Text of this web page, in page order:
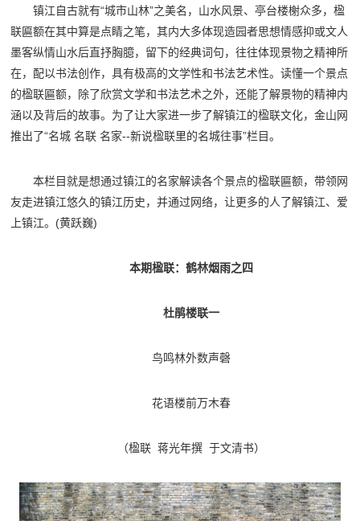
镇江自古就有“城市山林”之美名，山水风景、亭台楼榭众多，楹
联匾额在其中算是点睛之笔，其内大多体现造园者思想情感抑或文人
墨客纵情山水后直抒胸臆，留下的经典词句，往往体现景物之精神所
在，配以书法创作，具有极高的文学性和书法艺术性。读懂一个景点
的楹联匾额，除了欣赏文学和书法艺术之外，还能了解景物的精神内
涵以及背后的故事。为了让大家进一步了解镇江的楹联文化，金山网
推出了“名城 名联 名家--新说楹联里的名城往事”栏目。
本栏目就是想通过镇江的名家解读各个景点的楹联匾额，带领网
友走进镇江悠久的镇江历史，并通过网络，让更多的人了解镇江、爱
上镇江。(黄跃巍)
本期楹联：鹤林烟雨之四
杜鹃楼联一
鸟鸣林外数声磬
花语楼前万木春
（楹联 蒋光年撰 于文清书）